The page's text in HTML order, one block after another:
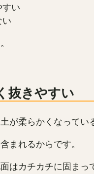
すい
い
抜きやすい
が柔らかくなってい
まれるからです。
はカチカチに固まっ